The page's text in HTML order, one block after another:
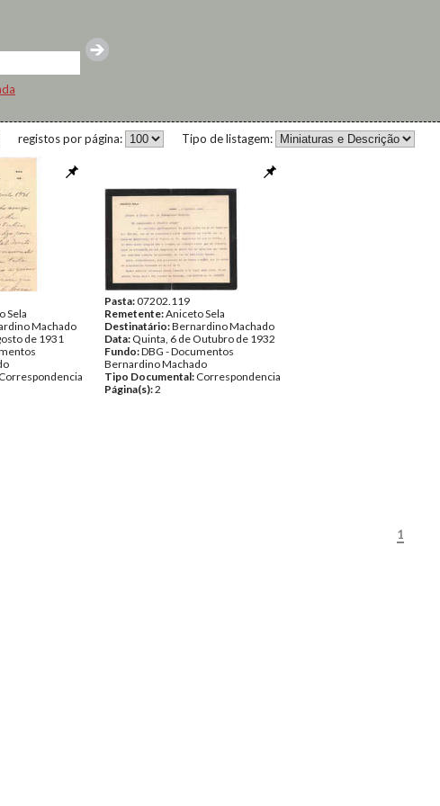
Tipo de listagem:
registos por página:
Sela
Machado
de 1931
Correspondencia
Pasta:07202.119
Remetente:Aniceto Sela
Destinatário:Bernardino Machado
Data: Quinta, 6 de Outubro de 1932
Fundo:DBG - Documentos
Bernardino Machado
Tipo Documental: Correspondencia
Página(s):2
1